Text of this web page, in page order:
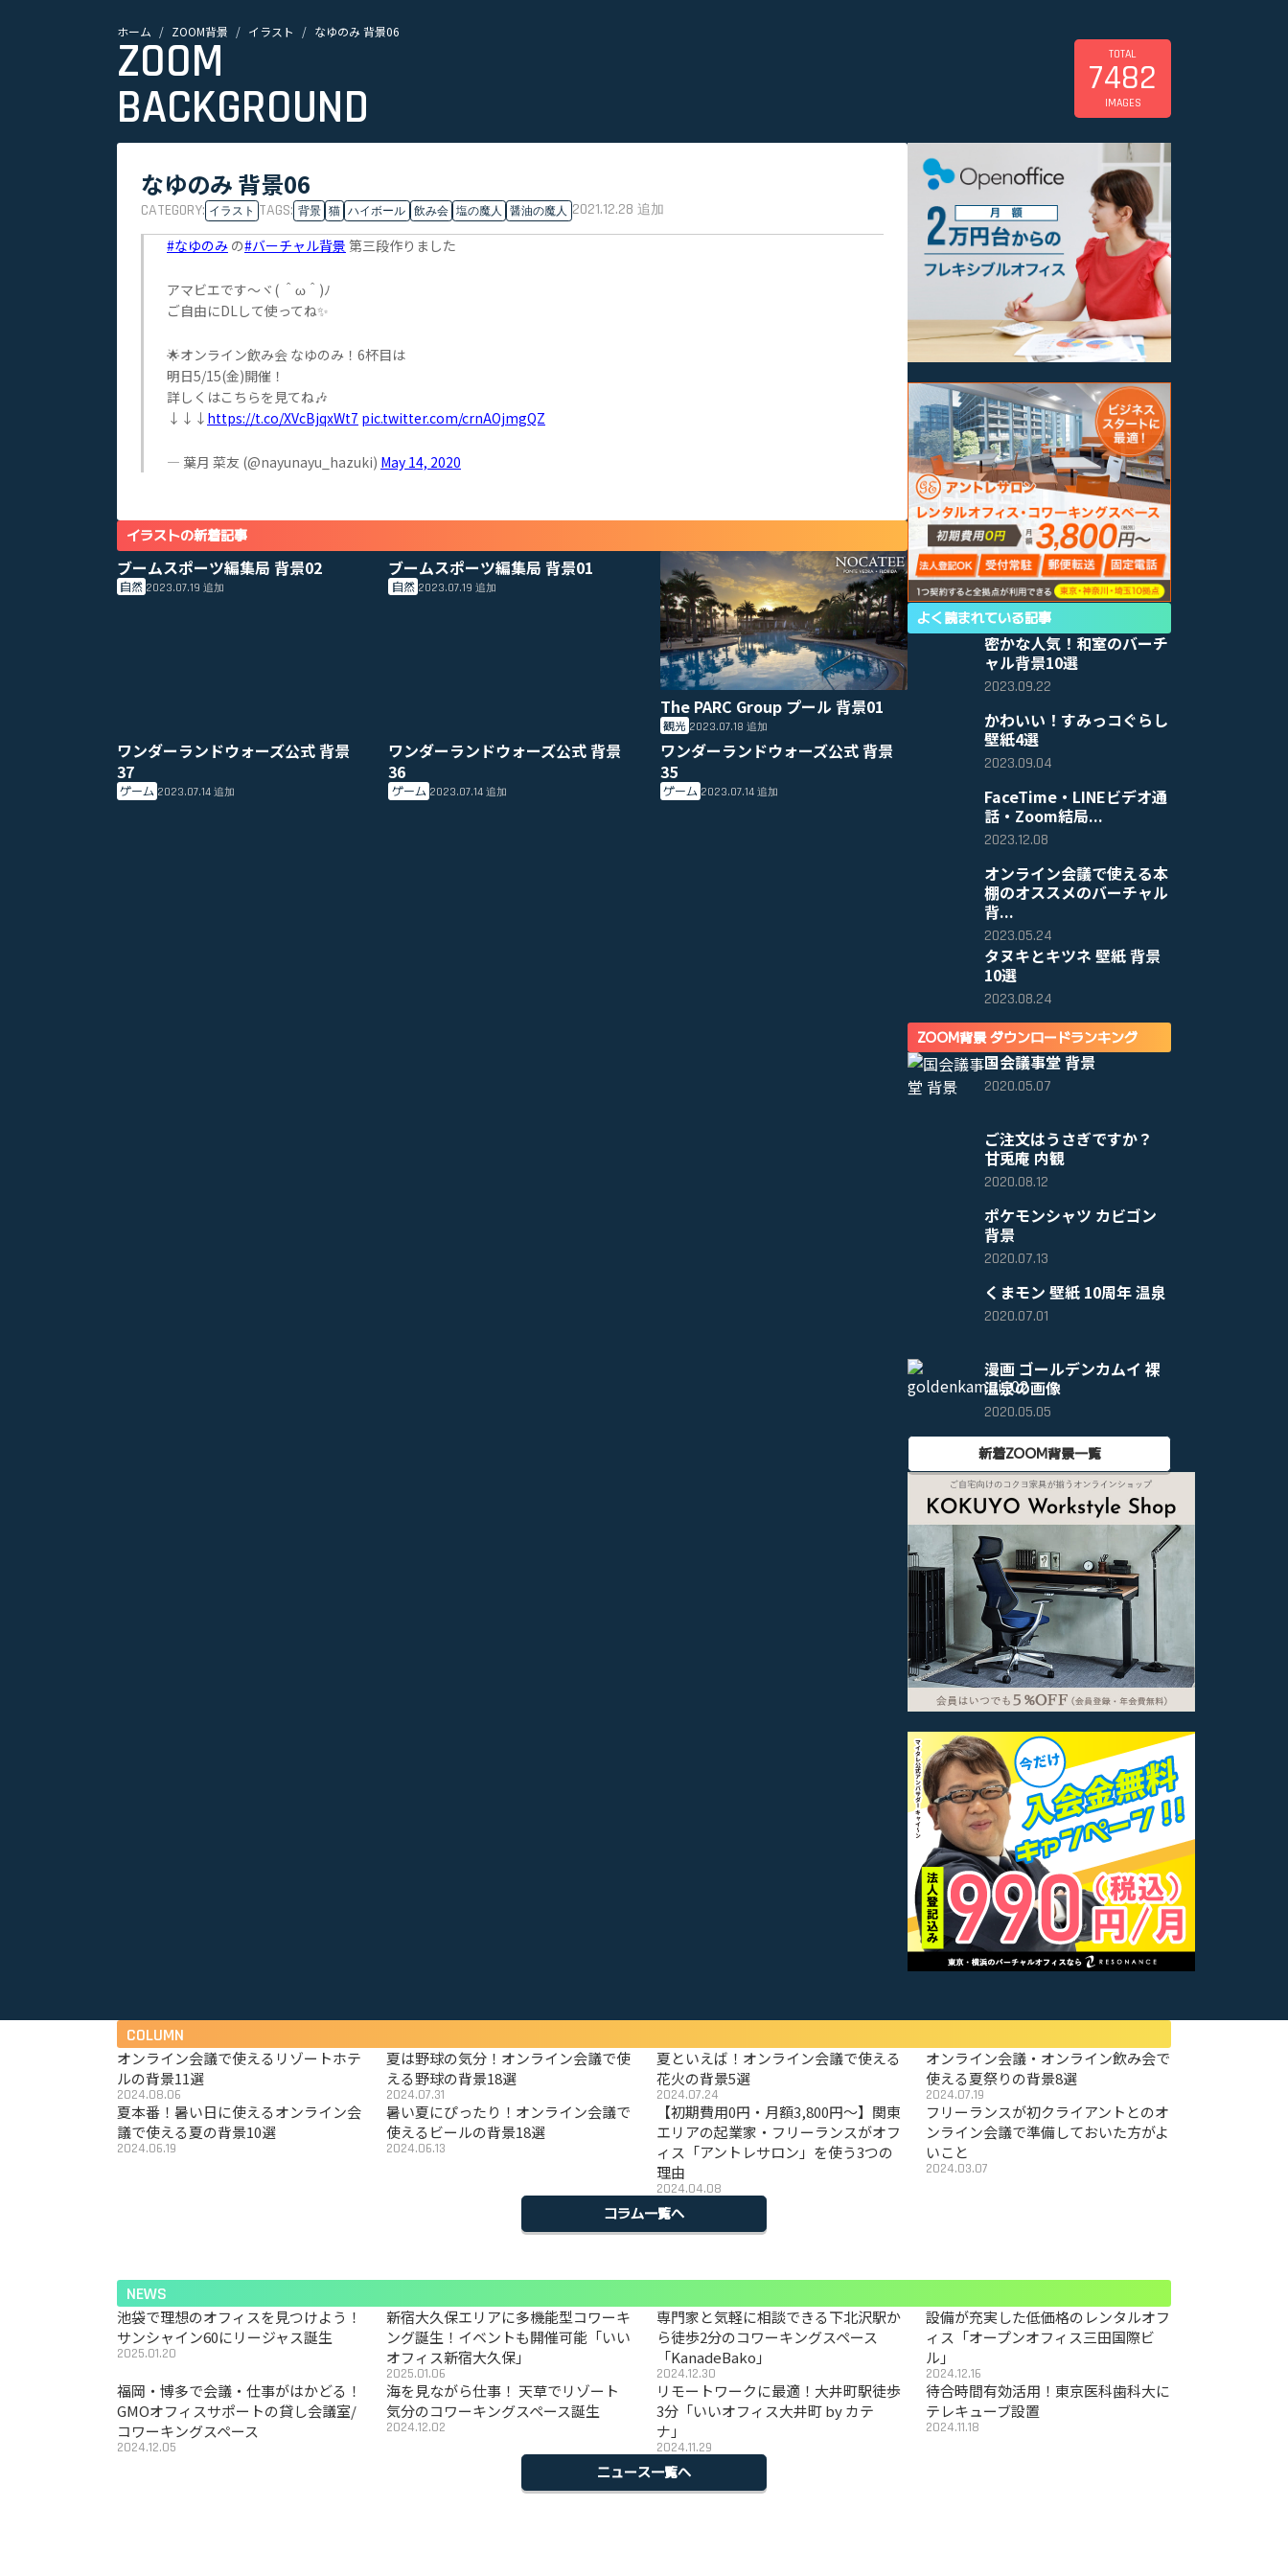
ホーム ZOOM背景 イラスト なゆのみ 背景06
ZOOM
BACKGROUND
TOTAL
7482
IMAGES
なゆのみ 背景06
CATEGORY: イラスト TAGS: 背景 猫 ハイボール 飲み会 塩の魔人 醤油の魔人 2021.12.28 追加
#なゆのみ の#バーチャル背景 第三段作りました
アマビエです～ヾ( ＾ω＾)ﾉ
ご自由にDLして使ってね✨
🌟オンライン飲み会 なゆのみ！6杯目は
明日5/15(金)開催！
詳しくはこちらを見てね🎶
↓↓↓ https://t.co/XVcBjqxWt7 pic.twitter.com/crnAOjmgQZ
— 葉月 菜友 (@nayunayu_hazuki) May 14, 2020
イラストの新着記事
ブームスポーツ編集局 背景02
自然 2023.07.19追加
ブームスポーツ編集局 背景01
自然 2023.07.19 追加
The PARC Group プール 背景01
観光 2023.07.18追加
ワンダーランドウォーズ公式 背景
37
ゲーム 2023.07.14追加
ワンダーランドウォーズ公式 背景
36
ゲーム 2023.07.14 追加
ワンダーランドウォーズ公式 背景
35
ゲーム 2023.07.14追加
よく読まれている記事
密かな人気！和室のバーチ
ャル背景10選
2023.09.22
かわいい！すみっコぐらし
壁紙4選
2023.09.04
FaceTime・LINEビデオ通
話・Zoom結局...
2023.12.08
オンライン会議で使える本
棚のオススメのバーチャル
背...
2023.05.24
タヌキとキツネ 壁紙 背景
10選
2023.08.24
ZOOM背景 ダウンロードランキング
国会議事堂 背景
2020.05.07
ご注文はうさぎですか？
甘兎庵 内観
2020.08.12
ポケモンシャツ カビゴン
背景
2020.07.13
くまモン 壁紙 10周年 温泉
2020.07.01
漫画 ゴールデンカムイ 裸
温泉の画像
2020.05.05
新着ZOOM背景一覧
COLUMN
オンライン会議で使えるリゾートホテ
ルの背景11選
2024.08.06
夏は野球の気分！オンライン会議で使
える野球の背景18選
2024.07.31
夏といえば！オンライン会議で使える
花火の背景5選
2024.07.24
オンライン会議・オンライン飲み会で
使える夏祭りの背景8選
2024.07.19
夏本番！暑い日に使えるオンライン会
議で使える夏の背景10選
2024.06.19
暑い夏にぴったり！オンライン会議で
使えるビールの背景18選
2024.06.13
【初期費用0円・月額3,800円〜】関東
エリアの起業家・フリーランスがオフ
ィス「アントレサロン」を使う3つの
理由
2024.04.08
フリーランスが初クライアントとのオ
ンライン会議で準備しておいた方がよ
いこと
2024.03.07
コラム一覧へ
NEWS
池袋で理想のオフィスを見つけよう！
サンシャイン60にリージャス誕生
2025.01.20
新宿大久保エリアに多機能型コワーキ
ング誕生！イベントも開催可能「いい
オフィス新宿大久保」
2025.01.06
専門家と気軽に相談できる下北沢駅か
ら徒歩2分のコワーキングスペース
「KanadeBako」
2024.12.30
設備が充実した低価格のレンタルオフ
ィス「オープンオフィス三田国際ビ
ル」
2024.12.16
福岡・博多で会議・仕事がはかどる！
GMOオフィスサポートの貸し会議室/
コワーキングスペース
2024.12.05
海を見ながら仕事！ 天草でリゾート
気分のコワーキングスペース誕生
2024.12.02
リモートワークに最適！大井町駅徒歩
3分「いいオフィス大井町 by カテ
ナ」
2024.11.29
待合時間有効活用！東京医科歯科大に
テレキューブ設置
2024.11.18
ニュース一覧へ